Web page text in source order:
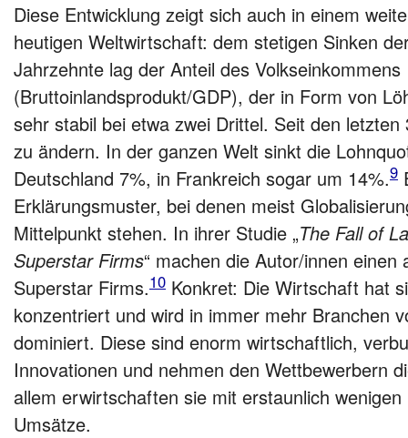
Diese Entwicklung zeigt sich auch in einem
heutigen Weltwirtschaft: dem stetigen Sinken
Jahrzehnte lag der Anteil des Volkseinkommens
(Bruttoinlandsprodukt/GDP), der in Form von
sehr stabil bei etwa zwei Drittel. Seit den
zu ändern. In der ganzen Welt sinkt die
Deutschland 7%, in Frankreich sogar um 14%.9
Erklärungsmuster, bei denen meist
Mittelpunkt stehen. In ihrer Studie „The Fall of
Superstar Firms“ machen die Autor/innen
Superstar Firms.10 Konkret: Die Wirtschaft hat
konzentriert und wird in immer mehr Branchen
dominiert. Diese sind enorm wirtschaftlich,
Innovationen und nehmen den Wettbewerbern
allem erwirtschaften sie mit erstaunlich
Umsätze.